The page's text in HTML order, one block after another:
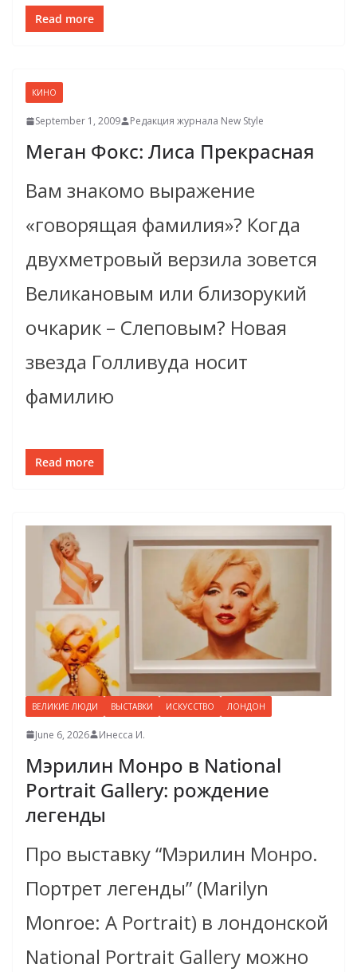
Read more
КИНО
September 1, 2009 Редакция журнала New Style
Меган Фокс: Лиса Прекрасная
Вам знакомо выражение
«говорящая фамилия»? Когда
двухметровый верзила зовется
Великановым или близорукий
очкарик – Слеповым? Новая
звезда Голливуда носит
фамилию
Read more
ВЕЛИКИЕ ЛЮДИ ВЫСТАВКИ ИСКУССТВО ЛОНДОН
June 6, 2026 Инесса И.
Мэрилин Монро в National
Portrait Gallery: рождение
легенды
Про выставку “Мэрилин Монро.
Портрет легенды” (Marilyn
Monroe: A Portrait) в лондонской
National Portrait Gallery можно